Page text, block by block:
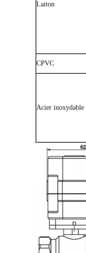
Laiton
CPVC
Acier inoxydable